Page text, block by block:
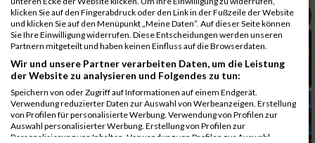
klicken Sie auf den Fingerabdruck oder den Link in der Fußzeile der Website
und klicken Sie auf den Menüpunkt „Meine Daten“. Auf dieser Seite können
Sie Ihre Einwilligung widerrufen. Diese Entscheidungen werden unseren
Partnern mitgeteilt und haben keinen Einfluss auf die Browserdaten.
Wir und unsere Partner verarbeiten Daten, um die Leistung
der Website zu analysieren und Folgendes zu tun:
Speichern von oder Zugriff auf Informationen auf einem Endgerät.
Verwendung reduzierter Daten zur Auswahl von Werbeanzeigen. Erstellung
von Profilen für personalisierte Werbung. Verwendung von Profilen zur
Auswahl personalisierter Werbung. Erstellung von Profilen zur
Personalisierung von Inhalten. Verwendung von Profilen zur Auswahl